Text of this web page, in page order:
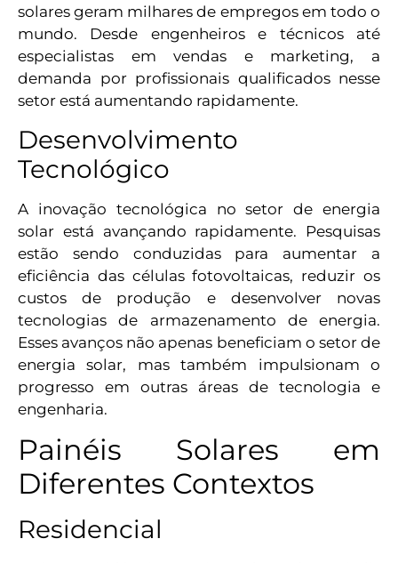
solares geram milhares de empregos em todo o
mundo. Desde engenheiros e técnicos até
especialistas em vendas e marketing, a
demanda por profissionais qualificados nesse
setor está aumentando rapidamente.
Desenvolvimento
Tecnológico
A inovação tecnológica no setor de energia
solar está avançando rapidamente. Pesquisas
estão sendo conduzidas para aumentar a
eficiência das células fotovoltaicas, reduzir os
custos de produção e desenvolver novas
tecnologias de armazenamento de energia.
Esses avanços não apenas beneficiam o setor de
energia solar, mas também impulsionam o
progresso em outras áreas de tecnologia e
engenharia.
Painéis Solares em
Diferentes Contextos
Residencial